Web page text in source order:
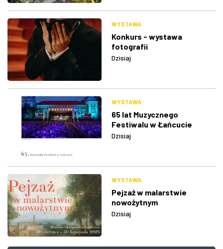
WYSTAWA
Konkurs - wystawa
fotografii
Dzisiaj
WYSTAWA
65 lat Muzycznego
Festiwalu w Łańcucie
Dzisiaj
WYSTAWA
Pejzaż w malarstwie
nowożytnym
Dzisiaj